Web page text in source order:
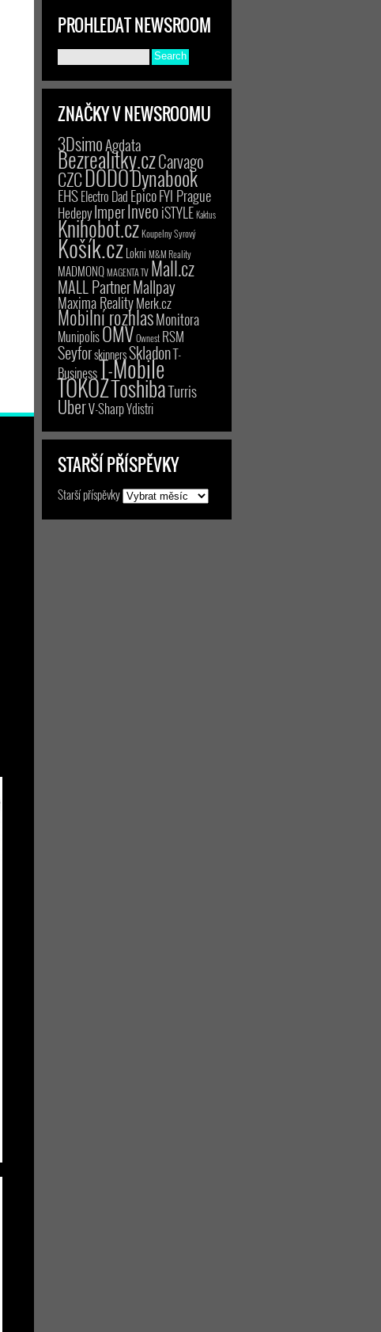
PROHLEDAT NEWSROOM
ZNAČKY V NEWSROOMU
3DsimoAgdata
Bezrealitky.czCarvago
CZCDODODynabook
EHSElectro Dad EpicoFYI Prague
HedepyImperInveoiSTYLEKaktus
Knihobot.czKoupelny Syrový
Košík.czLokni M&M Reality
MADMONQMAGENTA TV Mall.cz
MALL PartnerMallpay
Maxima RealityMerk.cz
Mobilní rozhlasMonitora
MunipolisOMVOwnest RSM
SeyforskinnersSkladonT-
BusinessT-Mobile
TOKOZToshibaTurris
UberV-SharpYdistri
STARŠÍ PŘÍSPĚVKY
Starší příspěvky